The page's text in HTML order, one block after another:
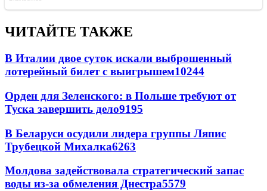
ЧИТАЙТЕ ТАКЖЕ
В Италии двое суток искали выброшенный
лотерейный билет с выигрышем10244
Орден для Зеленского: в Польше требуют от
Туска завершить дело9195
В Беларуси осудили лидера группы Ляпис
Трубецкой Михалка6263
Молдова задействовала стратегический запас
воды из-за обмеления Днестра5579